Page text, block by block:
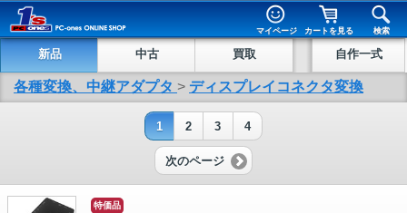
マイページ カートを見る 検索
新品 中古 買取 自作一式
各種変換、中継アダプタ > ディスプレイコネクタ変換
1 2 3 4
次のページ
特価品